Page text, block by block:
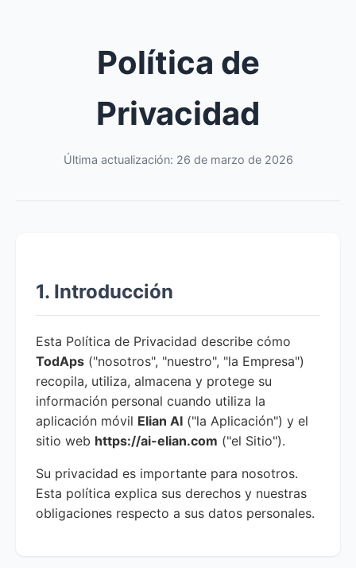
Política de
Privacidad
Última actualización: 26 de marzo de 2026
1. Introducción
Esta Política de Privacidad describe cómo
TodAps ("nosotros", "nuestro", "la Empresa")
recopila, utiliza, almacena y protege su
información personal cuando utiliza la
aplicación móvil Elian AI ("la Aplicación") y el
sitio web https://ai-elian.com ("el Sitio").
Su privacidad es importante para nosotros.
Esta política explica sus derechos y nuestras
obligaciones respecto a sus datos personales.